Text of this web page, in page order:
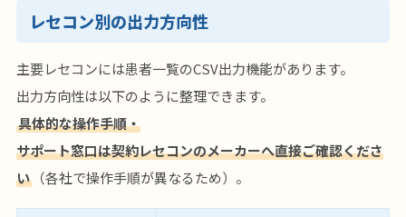
レセコン別の出力方向性
主要レセコンには患者一覧のCSV出力機能があります。
出力方向性は以下のように整理できます。
具体的な操作手順・
サポート窓口は契約レセコンのメーカーへ直接ご確認くださ
い （各社で操作手順が異なるため）。